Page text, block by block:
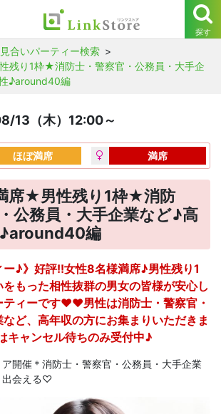
合いパーティー検索
残り1枠★消防士・警察官・公務員・大手企
♪around40編
13（木）12:00～
ほぼ満席 満席
席★男性残り1枠★消防
公務員・大手企業など♪高
編
ー♪》好評!!女性8名様満席♪男性残り1
もった相性抜群の男女の皆様が安心し
ティーです♥♥男性は消防士・警察官・
ど、高年収の方にお集まりいただきま
ャンセル待ちのみ受付中♪
ア開催＊消防士・警察官・公務員・大手企業
出会える♡